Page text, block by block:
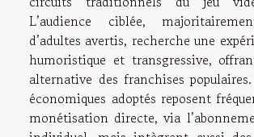
L’audience ciblée,
d’adultes avertis, recherche une
humoristique et transgressive,
alternative des franchises
économiques adoptés reposent
monétisation directe, via